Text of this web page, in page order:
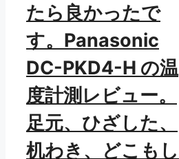
たら良かったで
す。Panasonic
DC-PKD4-H の温
度計測レビュー。
足元、ひざした、
机わき、どこもし